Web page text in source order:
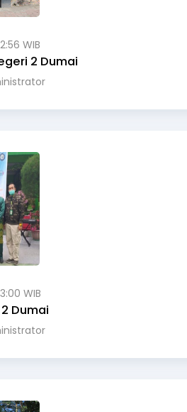
WIB
2 Dumai
WIB
Dumai